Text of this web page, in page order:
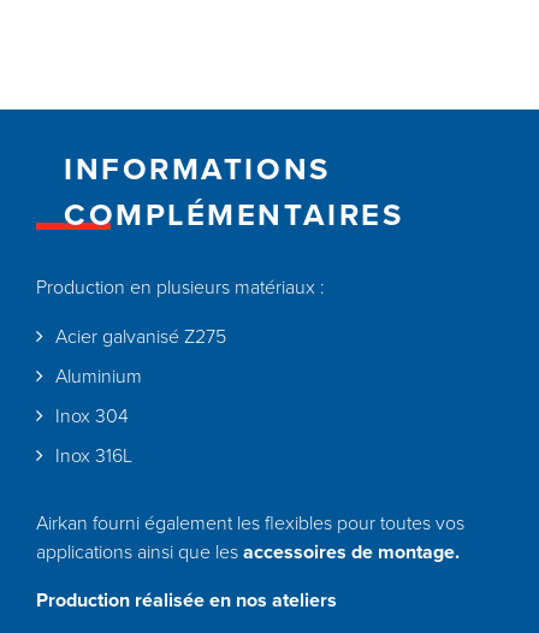
INFORMATIONS
COMPLÉMENTAIRES
Production en plusieurs matériaux :
Acier galvanisé Z275
Aluminium
Inox 304
Inox 316L
Airkan fourni également les flexibles pour toutes vos
applications ainsi que lesaccessoires de montage.
Production réalisée en nos ateliers